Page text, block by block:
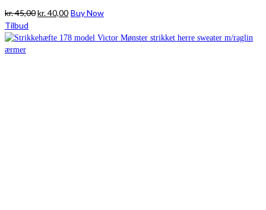
kr.45,00Den
pris
kr.40,00Den
pris
Buy Now
Tilbud